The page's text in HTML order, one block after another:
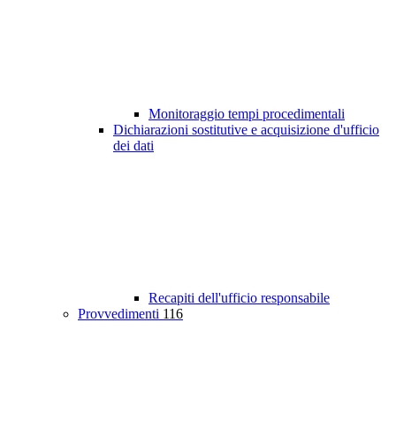
Monitoraggio tempi procedimentali
Dichiarazioni sostitutive e acquisizione d'ufficio
dei dati
Recapiti dell'ufficio responsabile
Provvedimenti 116